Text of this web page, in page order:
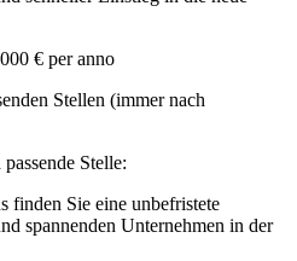
€ per anno
Stellen (immer nach
Stelle:
finden Sie eine unbefristete
spannenden Unternehmen in der